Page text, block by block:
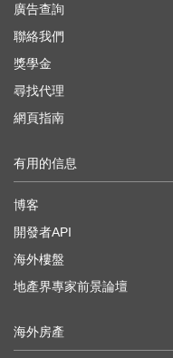
廣告查詢
聯絡我們
獎學金
尋找代理
網頁指南
有用的信息
博客
開發者API
海外樓盤
地產界專家前景論壇
海外房產